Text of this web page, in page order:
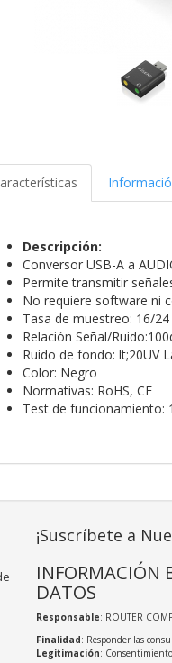
Descripción:
Conversor USB-A a
Permite transmitir
No requiere software ni
Tasa de muestreo: 16/
Relación Señal/
Ruido de fondo: lt;20UV
Color: Negro
Normativas: RoHS, CE
Test de funcionamiento:
¡Suscríbete a
INFORMACIÓN
DATOS
Responsable: ROUTER
Finalidad: Responder las
Legitimación: